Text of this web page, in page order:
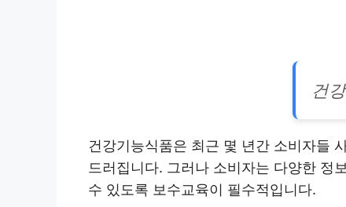
건
건강기능식품은 최근 몇 년간 소비자들
드러집니다. 그러나 소비자는 다양한 정
수 있도록 보수교육이 필수적입니다.